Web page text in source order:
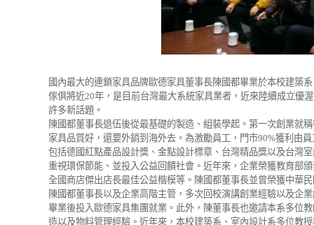
國內最大的連鎖家具品牌歐德家具董事長陳國都畢業於本校建築
傢俱將近20年，是目前台灣最大系統家具業者，近來陸續成立優
許多新話題。
陳國都董事長退伍後從最基礎的製造、組裝學起。第一次創業就
家具品質好，還要外銷到海外去。為激勵員工，門市90%獲利由
包括德國紅點產品設計獎、金點設計標章、台灣精品獎以及台灣
重視環保節能、並投入公益回饋社會。近年來，企業榮獲教育部
全國商店傑出店長最佳公益楷模等。陳國都董事長並曾榮獲中華
陳國都董事長以及企業高階主管，多次回校演講創業經驗以及企
畢業後投入歐德家具集團就業。此外，陳董事長也邀請本系多位
造以及物料管理經驗。近年來，本校建築系、室內設計系多位教